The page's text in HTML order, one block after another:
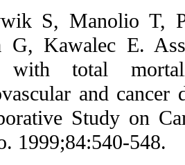
S, Manolio T,
G, Kawalec E.
with total
and cancer
Study on
1999;84:540-548.